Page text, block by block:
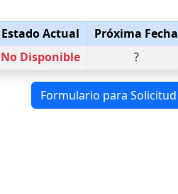
Estado Actual
Próxima Fecha
No Disponible ?
Formulario para Solicitud